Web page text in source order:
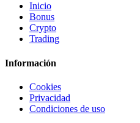
Inicio
Bonus
Crypto
Trading
Información
Cookies
Privacidad
Condiciones de uso